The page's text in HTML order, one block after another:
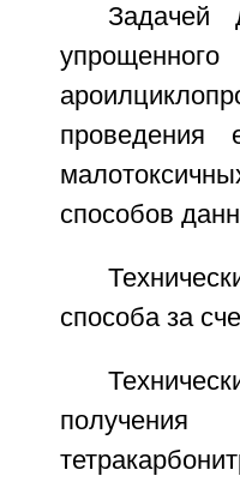
Задачей
способов
способа за